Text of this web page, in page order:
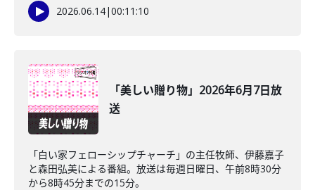
2026.06.14|00:11:10
「美しい贈り物」2026年6月7日放
送
「白い家フェローシップチャーチ」の主任牧師、伊藤嘉子
と森田弘美による番組。放送は毎週日曜日、午前8時30分
から8時45分までの15分。